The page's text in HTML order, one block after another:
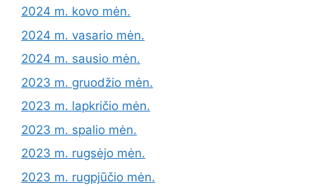
2024 m. kovo mėn.
2024 m. vasario mėn.
2024 m. sausio mėn.
2023 m. gruodžio mėn.
2023 m. lapkričio mėn.
2023 m. spalio mėn.
2023 m. rugsėjo mėn.
2023 m. rugpjūčio mėn.